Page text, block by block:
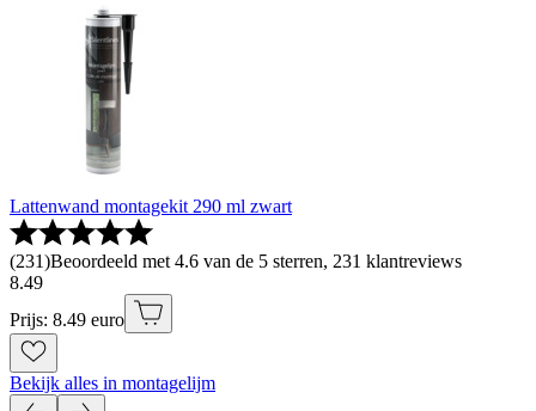
Lattenwand montagekit 290 ml zwart
(231)Beoordeeld met 4.6 van de 5 sterren, 231 klantreviews
8.49
Prijs: 8.49 euro
Bekijk alles in montagelijm